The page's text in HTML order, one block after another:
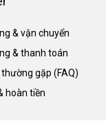
& vận chuyển
& thanh toán
gặp (FAQ)
hoàn tiền